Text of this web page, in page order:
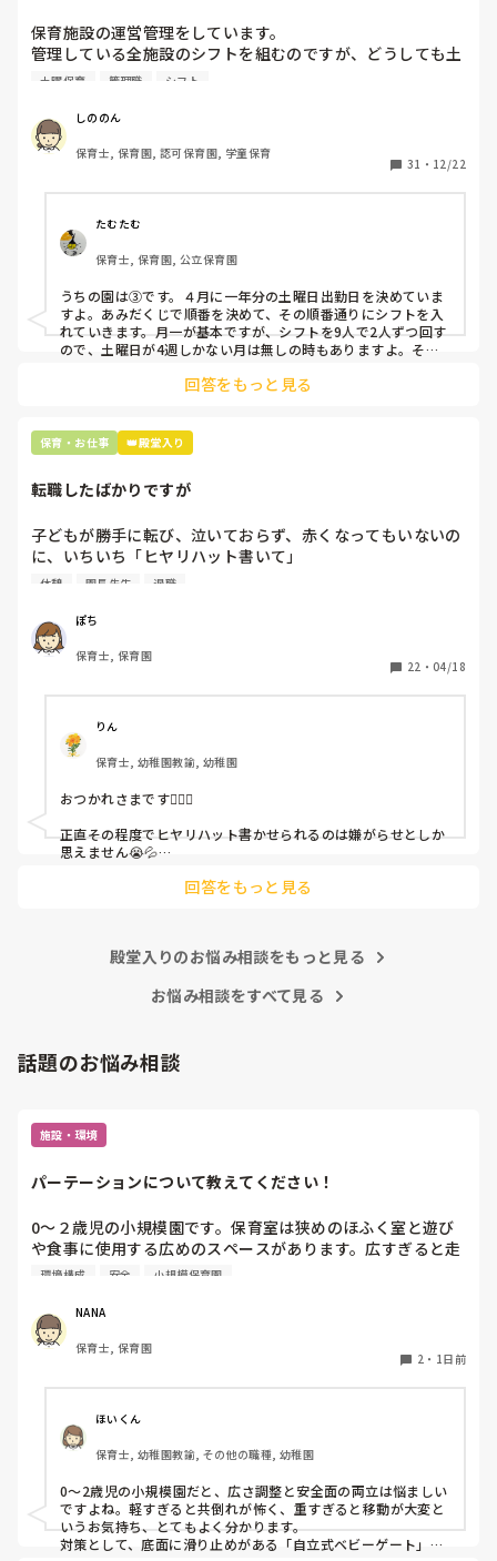
保育施設の運営管理をしています。
管理している全施設のシフトを組むのですが、どうしても土
曜保育だけは入れる方が少なく、いつも苦労しています。
て入職しているはずですが、いざ勤務が始まると一日も土曜
出勤が出来ない方ばかりです。
①土曜日の希望休は2日まで、と制限をかける
②毎月、必ず土曜保育に入ることのできる日を1日だけピッ
クアップしてもらう
③仮シフトが出た時、土曜出勤が難しければ自身で代わりの
人を交渉して見つけてもらう
上記のいずれかの対策を取り入れることを考えています。
土曜保育 管理職 シフト
しののん
保育士, 保育園, 認可保育園, 学童保育
31 ・ 12/22
たむたむ
保育士, 保育園, 公立保育園
うちの園は③です。４月に一年分の土曜日出勤日を決めていま
すよ。あみだくじで順番を決めて、その順番通りにシフトを入
れていきます。月一が基本ですが、シフトを9人で2人ずつ回す
ので、土曜日が4週しかない月は無しの時もありますよ。その
て貰い、主任に報告してます。
回答をもっと見る
保育・お仕事 👑殿堂入り
転職したばかりですが
子どもが勝手に転び、泣いておらず、赤くなってもいないの
に、いちいち「ヒヤリハット書いて」
と書かされ
（そう言う本人は書かない）
しかも、上司に↑この内容でも
ちゃんと考えて対策を練って書き込むようにと。
呼ばれて一緒に対策を考えさせられること多数
これだけで30〜40分拘束されて辛いです
皆さんの園はどうですか?
休憩 園長先生 退職
ぽち
保育士, 保育園
22 ・ 04/18
りん
保育士, 幼稚園教諭, 幼稚園
おつかれさまです🙇🏻‍♀️
正直その程度でヒヤリハット書かせられるのは嫌がらせとしか
思えません😭💦
回答をもっと見る
殿堂入りのお悩み相談をもっと見る
お悩み相談をすべて見る
話題のお悩み相談
施設・環境
パーテーションについて教えてください！
0〜２歳児の小規模園です。保育室は狭めのほふく室と遊び
や食事に使用する広めのスペースがあります。広すぎると走
り回ったりして落ち着かないので、活動によってパーテーシ
うな素材で軽いので、ちょっと体が当たると倒れたり、つか
まり立ちが不安定な子にとっては共倒れになったりで危険で
す。かと言って固定してしまうと活動によって柔軟に移動す
しっかりした重いものを置いていましたが、移動が大変で使
い勝手が悪く、子どもがぶつかって倒れた時に怖い思いをし
ました。
皆さんの園ではどんなもので工夫されていますか？
環境構成 安全 小規模保育園
NANA
保育士, 保育園
2 ・ 1日前
ほいくん
保育士, 幼稚園教諭, その他の職種, 幼稚園
0〜2歳児の小規模園だと、広さ調整と安全面の両立は悩ましい
ですよね。軽すぎると共倒れが怖く、重すぎると移動が大変と
いうお気持ち、とてもよく分かります。
対策として、底面に滑り止めがある「自立式ベビーゲート」な